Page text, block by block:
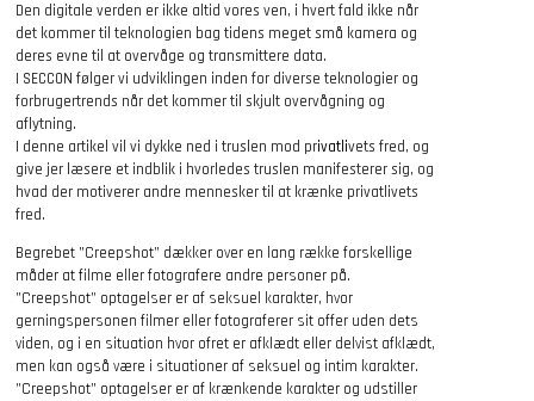
Den digitale verden er ikke altid vores ven, i hvert fald ikke når
det kommer til teknologien bag tidens meget små kamera og
deres evne til at overvåge og transmittere data.
I SECCON følger vi udviklingen inden for diverse teknologier og
forbrugertrends når det kommer til skjult overvågning og
aflytning.
I denne artikel vil vi dykke ned i truslen mod privatlivets fred, og
give jer læsere et indblik i hvorledes truslen manifesterer sig, og
hvad der motiverer andre mennesker til at krænke privatlivets
fred.
Begrebet ”Creepshot” dækker over en lang række forskellige
måder at filme eller fotografere andre personer på.
”Creepshot” optagelser er af seksuel karakter, hvor
gerningspersonen filmer eller fotograferer sit offer uden dets
viden, og i en situation hvor ofret er afklædt eller delvist afklædt,
men kan også være i situationer af seksuel og intim karakter.
”Creepshot” optagelser er af krænkende karakter og udstiller